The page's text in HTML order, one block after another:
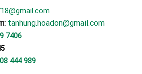
tanhung.hoadon@gmail.com
7406
444 989